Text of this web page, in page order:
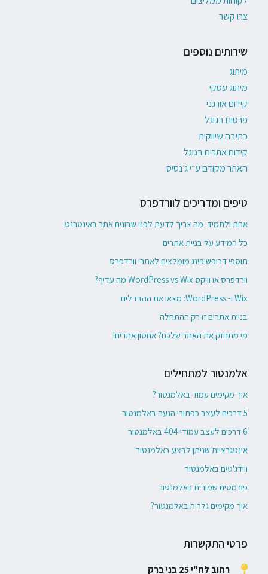
צרו קשר
שירותים נוספים
מיתוג
מיתוג עסקי
קידום אורגני
פרסום בגוגל
כתיבה שיווקית
קידום אתרים בגוגל
האתר מקודם ע״י ג׳נסיס
טיפים ומדריכים לוורדפרס
אחת ולתמיד: מה צריך לדעת לפני שבונים אתר באינטרנט
כל המידע על בניית אתרים
תוספי דרופשיפינג מומלצים לאתרי וורדפרס
וורדפרס או וויקס WordPress vs Wix מה עדיף?
Wix ו- WordPress: מצאו את ההבדלים
בניית אתרים זו רק ההתחלה
מי מתחזק את האתר שלכם? אחסון אתרים!
אלמנטור למתחילים
איך מקימים עמוד באלמנטור?
5 דרכים לעצב כפתורי הנעה באלמנטור
6 דרכים לעצב עמודי 404 באלמנטור
אינטגרציות שניתן לבצע באלמנטור
ווידג'טים באלמנטור
פורמטים שמורים באלמנטור
איך מקימים גלריה באלמנטור?
פרטי התקשרות
רחוב לח"י 25 בני ברק